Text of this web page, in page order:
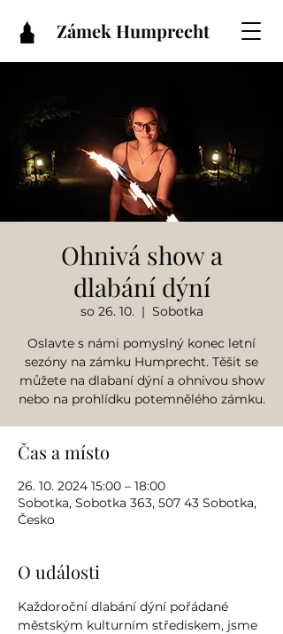
Zámek Humprecht
Ohnivá show a
dlabání dýní
so 26. 10.
  |
Sobotka
Oslavte s námi pomyslný konec letní
sezóny na zámku Humprecht. Těšit se
můžete na dlabaní dýní a ohnivou show
nebo na prohlídku potemnělého zámku.
Čas a místo
26. 10. 2024 15:00 – 18:00
Sobotka, Sobotka 363, 507 43 Sobotka,
Česko
O události
Každoroční dlabání dýní pořádané
městským kulturním střediskem, jsme